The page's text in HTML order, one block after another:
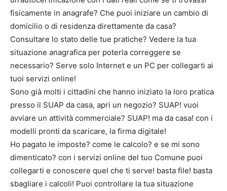
fisicamente in anagrafe? Che puoi iniziare un cambio di
domicilio o di residenza direttamente da casa?
Consultare lo stato delle tue pratiche? Vedere la tua
situazione anagrafica per poterla correggere se
necessario? Serve solo Internet e un PC per collegarti ai
tuoi servizi online!
Sono già molti i cittadini che hanno iniziato la loro pratica
presso il SUAP da casa, apri un negozio? SUAP! vuoi
avviare un attività commerciale? SUAP! ma da casa! con i
modelli pronti da scaricare, la firma digitale!
Ho pagato le imposte? come le calcolo? e se mi sono
dimenticato? con i servizi online del tuo Comune puoi
collegarti e conoscere quel che ti serve! basta file! basta
sbagliare i calcoli! Puoi controllare la tua situazione